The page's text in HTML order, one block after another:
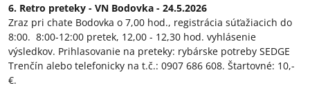
6. Retro preteky - VN Bodovka - 24.5.2026
Zraz pri chate Bodovka o 7,00 hod., registrácia súťažiacich do
8:00. 8:00-12:00 pretek, 12,00 - 12,30 hod. vyhlásenie
výsledkov. Prihlasovanie na preteky: rybárske potreby SEDGE
Trenčín alebo telefonicky na t.č.: 0907 686 608. Štartovné: 10,-
€.